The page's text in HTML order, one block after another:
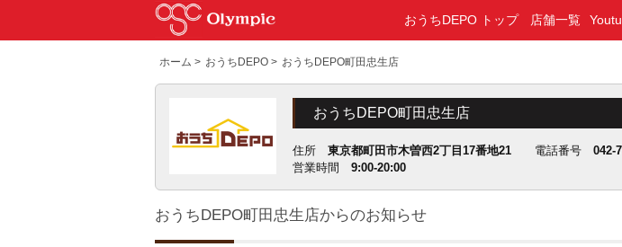
おうちDEPO トップ 店舗一覧
ホーム > おうちDEPO > おうちDEPO町田忠生店
おうちDEPO町田忠生店
住所 東京都町田市木曽西2丁目17番地21 電話番号 042-
営業時間 9:00-20:00
おうちDEPO町田忠生店からのお知らせ